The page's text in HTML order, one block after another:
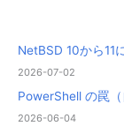
NetBSD 10から11
2026-07-02
PowerShell の罠
2026-06-04